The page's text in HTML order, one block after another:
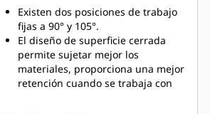
Existen dos posiciones de trabajo
fijas a 90° y 105°.
El diseño de superficie cerrada
permite sujetar mejor los
materiales, proporciona una mejor
retención cuando se trabaja con